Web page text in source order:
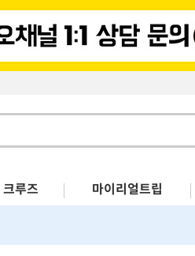
크루즈 마이리얼트립